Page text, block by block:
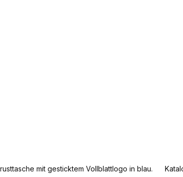
mit gesticktem Vollblattlogo in blau.